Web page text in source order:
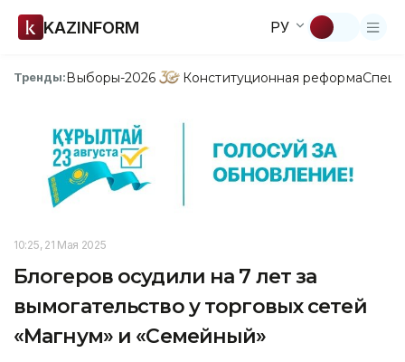
KAZINFORM РУ
Тренды:Выборы-2026 Конституционная реформа
10:25, 21 Мая 2025
Блогеров осудили на 7 лет за
вымогательство у торговых сетей
«Магнум» и «Семейный»